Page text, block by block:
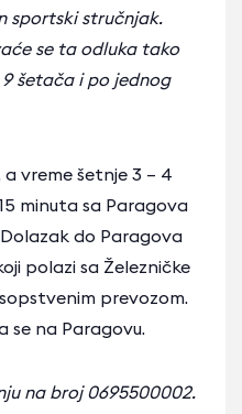
sportski stručnjak.
se ta odluka tako
šetača i po jednog
a vreme šetnje 3 – 4
minuta sa Paragova
do Paragova
polazi sa Železničke
prevozom.
se na Paragovu.
na broj 0695500002.